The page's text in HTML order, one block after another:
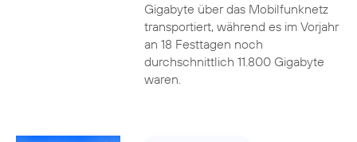
Gigabyte über das Mobilfunknetz
transportiert, während es im Vorjahr
an 18 Festtagen noch
durchschnittlich 11.800 Gigabyte
waren.